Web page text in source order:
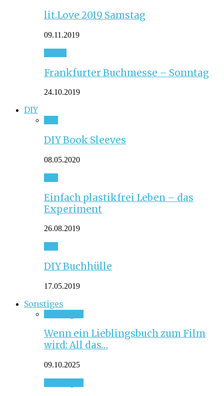
lit.Love 2019 Samstag
09.11.2019
Frankfurter Buchmesse – Sonntag
24.10.2019
DIY
DIY Book Sleeves
08.05.2020
Einfach plastikfrei Leben – das
Experiment
26.08.2019
DIY Buchhülle
17.05.2019
Sonstiges
Wenn ein Lieblingsbuch zum Film
wird: All das…
09.10.2025